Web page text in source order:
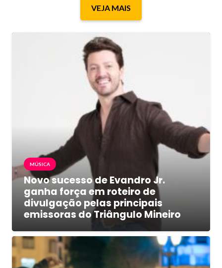
VEJA MAIS
MÚSICA
Novo sucesso de Evandro Jr.
ganha força em roteiro de
divulgação pelas principais
emissoras do Triângulo Mineiro